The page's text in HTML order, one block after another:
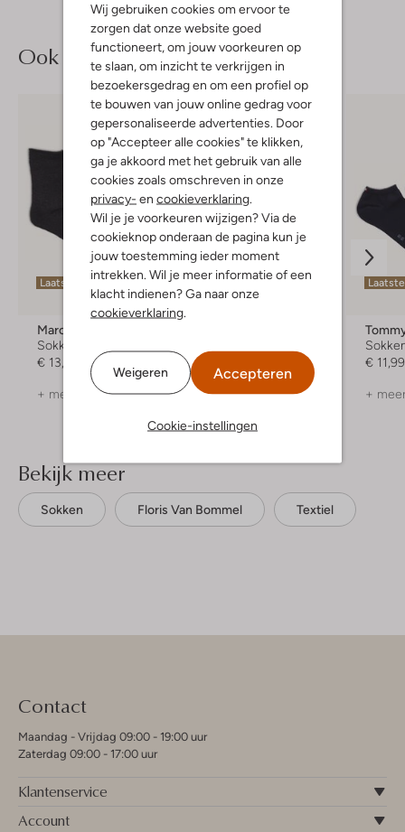
Wij gebruiken cookies om ervoor te
zorgen dat onze website goed
functioneert, om jouw voorkeuren op
te slaan, om inzicht te verkrijgen in
bezoekersgedrag en om een profiel op
te bouwen van jouw online gedrag voor
gepersonaliseerde advertenties. Door
op "Accepteer alle cookies" te klikken,
ga je akkoord met het gebruik van alle
cookies zoals omschreven in onze
privacy- en cookieverklaring
Wil je je voorkeuren wijzigen? Via de
cookieknop onderaan de pagina kun je
jouw toestemming ieder moment
intrekken. Wil je meer informatie of een
klacht indienen? Ga naar onze
cookieverklaring
Weigeren Accepteren
Cookie-instellingen
Ook iets voor jou?
Laatste maten
Marcmarcs
Sokken
€ 13,99
+ meer kleuren
Laatste maten
+ meer kleuren
€ 11,99
+
Bekijk meer
Sokken Floris Van Bommel Textiel
Contact
Maandag - Vrijdag 09:00 - 19:00 uur
Zaterdag 09:00 - 17:00 uur
Klantenservice
Account